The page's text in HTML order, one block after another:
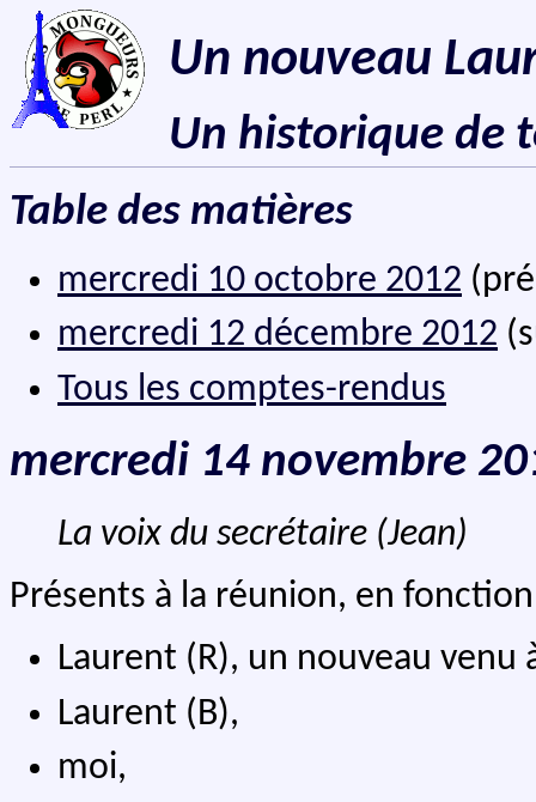
Un nouveau
Un historique de
Table des matières
mercredi 10 octobre 2012
mercredi 12 décembre 2012
Tous les comptes-rendus
mercredi 14 novembre
La voix du secrétaire (Jean)
Présents à la réunion, en
Laurent (R), un nouveau venu
Laurent (B),
moi,